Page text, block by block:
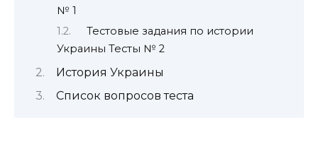
№ 1
Тестовые задания по истории
Украины Тесты № 2
История Украины
Список вопросов теста